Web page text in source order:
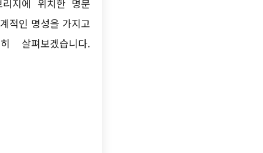
지에 위치한 명문
적인 명성을 가지고
펴보겠습니다.